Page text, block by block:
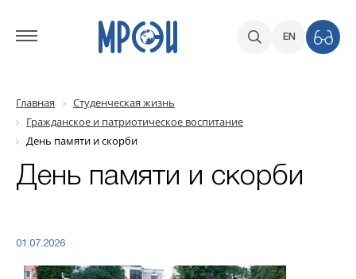
EN
Главная
Студенческая жизнь
Гражданское и патриотическое воспитание
День памяти и скорби
День памяти и скорби
01.07.2026